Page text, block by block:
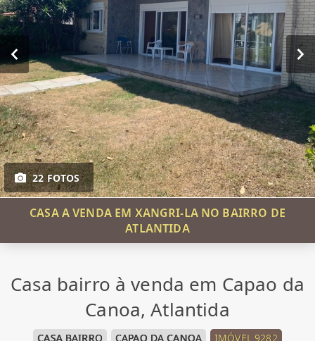
22 FOTOS
CASA A VENDA EM XANGRI-LA NO BAIRRO DE
ATLANTIDA
Casa bairro à venda em Capao da
Canoa, Atlantida
CASA BAIRRO CAPAO DA CANOA IMÓVEL 9282